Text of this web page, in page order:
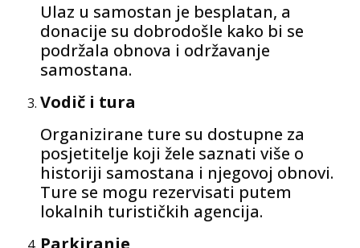
Ulaz u samostan je besplatan, a
donacije su dobrodošle kako bi se
podržala obnova i održavanje
samostana.
Vodič i tura
Organizirane ture su dostupne za
posjetitelje koji žele saznati više o
historiji samostana i njegovoj obnovi.
Ture se mogu rezervisati putem
lokalnih turističkih agencija.